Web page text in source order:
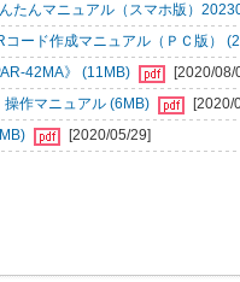
たんマニュアル（スマホ版）
ード作成マニュアル（ＰＣ版）
42MA》 (11MB)
[2020/08/
作マニュアル (6MB)
[2020/
[2020/05/29]